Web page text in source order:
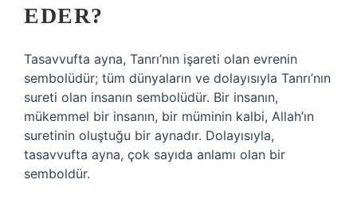
EDER?
Tasavvufta ayna, Tanrı’nın işareti olan evrenin
sembolüdür; tüm dünyaların ve dolayısıyla Tanrı’nın
sureti olan insanın sembolüdür. Bir insanın,
mükemmel bir insanın, bir müminin kalbi, Allah’ın
suretinin oluştuğu bir aynadır. Dolayısıyla,
tasavvufta ayna, çok sayıda anlamı olan bir
semboldür.